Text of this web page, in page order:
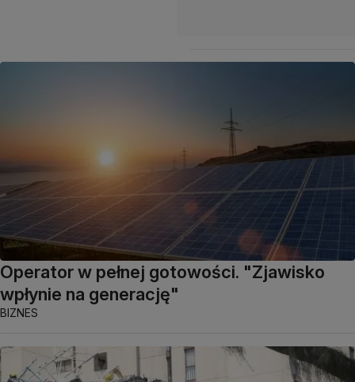
Operator w pełnej gotowości. "Zjawisko
wpłynie na generację"
BIZNES